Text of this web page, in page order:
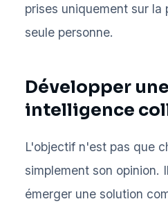
prises uniquement sur la
seule personne.
Développer
intelligence
L'objectif n'est pas que
simplement son opinion.
émerger une solution